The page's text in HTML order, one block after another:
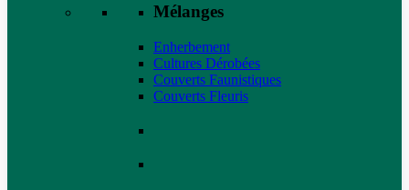
Mélanges
Enherbement
Cultures Dérobées
Couverts Faunistiques
Couverts Fleuris